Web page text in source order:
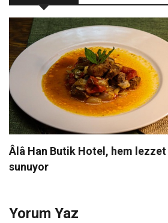
Âlâ Han Butik Hotel, hem
sunuyor
Yorum Yaz